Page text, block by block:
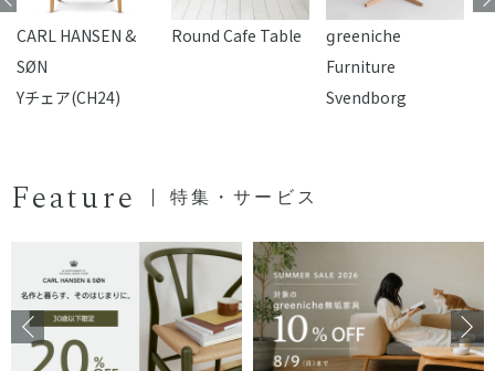
CARL HANSEN &
SØN
Yチェア(CH24)
Round Cafe Table
reeniche
Furniture
Svendborg
Feature 特集・サービス